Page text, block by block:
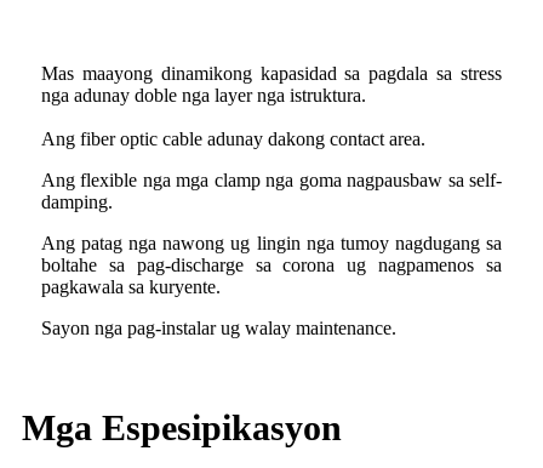
Mas maayong dinamikong kapasidad sa pagdala sa stress
nga adunay doble nga layer nga istruktura.
Ang fiber optic cable adunay dakong contact area.
Ang flexible nga mga clamp nga goma nagpausbaw sa self-
damping.
Ang patag nga nawong ug lingin nga tumoy nagdugang sa
boltahe sa pag-discharge sa corona ug nagpamenos sa
pagkawala sa kuryente.
Sayon nga pag-instalar ug walay maintenance.
Mga Espesipikasyon